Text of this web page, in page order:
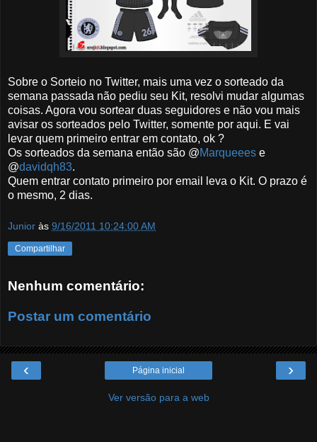
Sobre o Sorteio no Twitter, mais uma vez o sorteado da
semana passada não pediu seu Kit, resolvi mudar algumas
coisas. Agora vou sortear duas seguidores e não vou mais
avisar os sorteados pelo Twitter, somente por aqui. E vai
levar quem primeiro entrar em contato, ok ?
Os sorteados da semana então são @Marqueees e
@davidqh83.
Quem entrar contato primeiro por email leva o Kit. O prazo é
o mesmo, 2 dias.
Junior às 9/16/2011 10:24:00 AM
Compartilhar
Nenhum comentário:
Postar um comentário
‹ ›
Página inicial
Ver versão para a web